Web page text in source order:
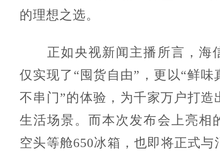
的理想之选。
正如央视新闻主播所言，海
仅实现了“囤货自由”，更以“鲜味
不串门”的体验，为千家万户打造
生活场景。而本次发布会上亮相
空头等舱650冰箱，也即将正式与